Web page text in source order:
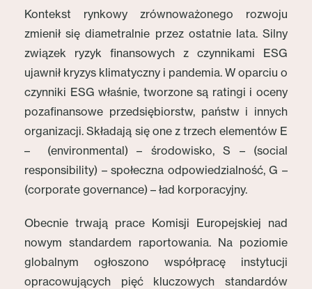
Kontekst rynkowy zrównoważonego rozwoju
zmienił się diametralnie przez ostatnie lata. Silny
związek ryzyk finansowych z czynnikami ESG
ujawnił kryzys klimatyczny i pandemia. W oparciu o
czynniki ESG właśnie, tworzone są ratingi i oceny
pozafinansowe przedsiębiorstw, państw i innych
organizacji. Składają się one z trzech elementów E
– (environmental) – środowisko, S – (social
responsibility) – społeczna odpowiedzialność, G –
(corporate governance) – ład korporacyjny.
Obecnie trwają prace Komisji Europejskiej nad
nowym standardem raportowania. Na poziomie
globalnym ogłoszono współpracę instytucji
opracowujących pięć kluczowych standardów